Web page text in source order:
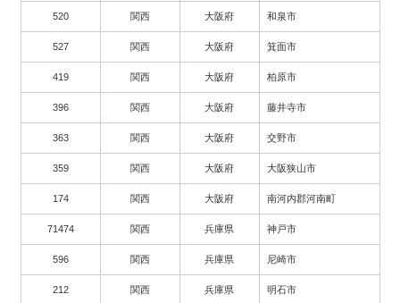
520 関西 大阪府 和泉市
527 関西 大阪府 箕面市
419 関西 大阪府 柏原市
396 関西 大阪府 藤井寺市
363 関西 大阪府 交野市
359 関西 大阪府 大阪狭山市
174 関西 大阪府 南河内郡河南町
71474 関西 兵庫県 神戸市
596 関西 兵庫県 尼崎市
212 関西 兵庫県 明石市